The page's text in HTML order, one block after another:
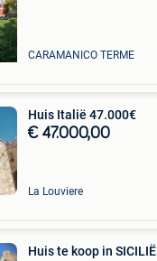
CARAMANICO TERME
Huis Italië 47.000€
€ 47.000,00
La Louviere
Huis te koop in SICILIË